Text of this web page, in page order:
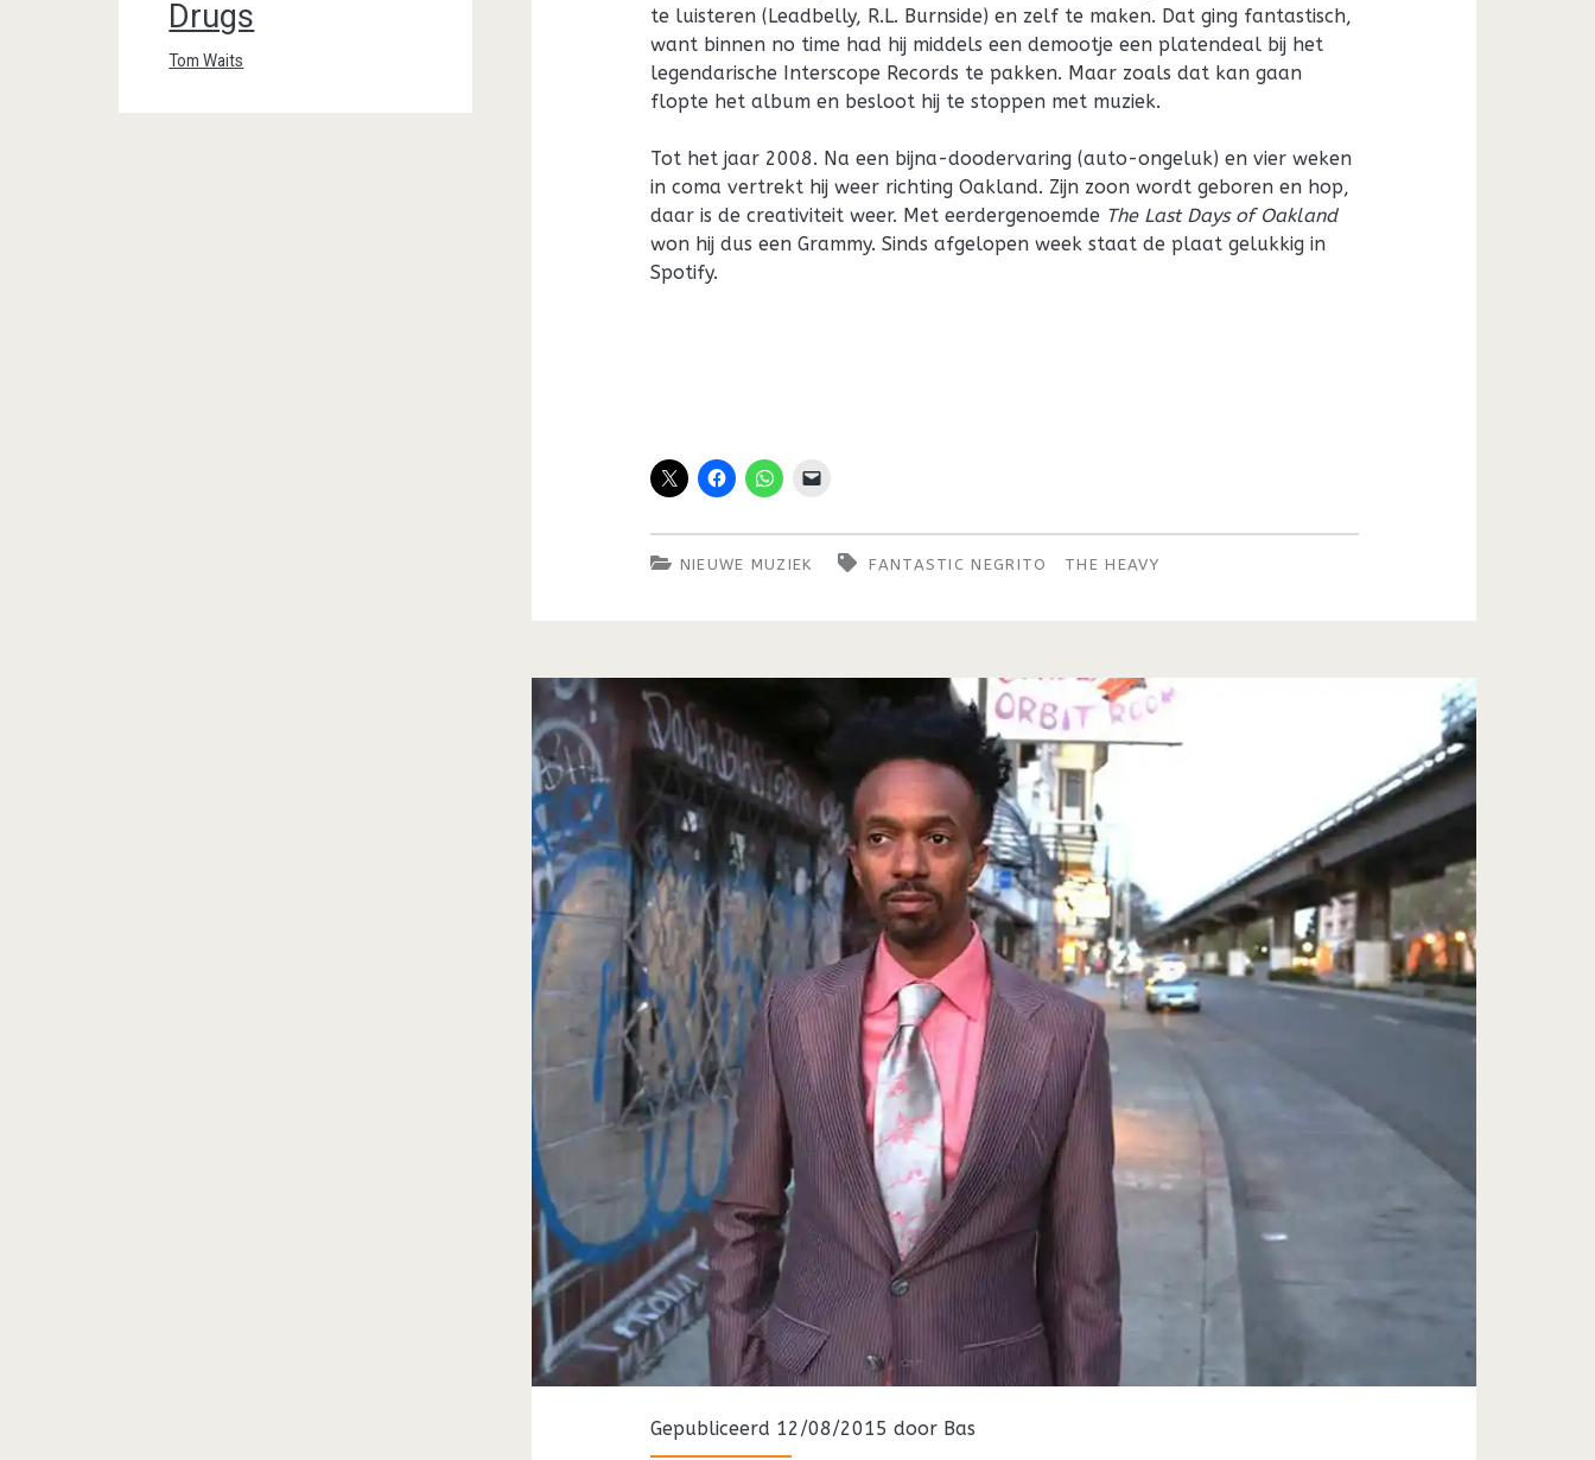
te luisteren (Leadbelly, R.L. Burnside) en zelf te maken. Dat ging fantastisch,
want binnen no time had hij middels een demootje een platendeal bij het
legendarische Interscope Records te pakken. Maar zoals dat kan gaan
flopte het album en besloot hij te stoppen met muziek.
Tot het jaar 2008. Na een bijna-doodervaring (auto-ongeluk) en vier weken
in coma vertrekt hij weer richting Oakland. Zijn zoon wordt geboren en hop,
daar is de creativiteit weer. Met eerdergenoemde The Last Days of Oakland
won hij dus een Grammy. Sinds afgelopen week staat de plaat gelukkig in
Spotify.
NIEUWE MUZIEK FANTASTIC NEGRITO THE HEAVY
Gepubliceerd 12/08/2015 door Bas
Drugs
Tom Waits